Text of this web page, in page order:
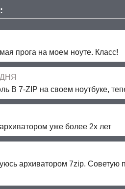
прога на моем ноуте. Класс!
В 7-ZIP на своем ноутбуке,
уже более 2х лет
архиватором 7zip. Советую